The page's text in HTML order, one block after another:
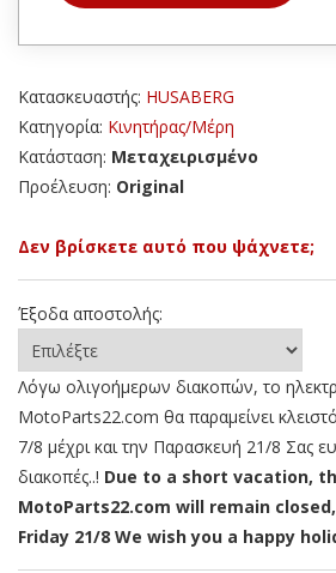
Κατασκευαστής: HUSABERG
Κατηγορία: Κινητήρας/Μέρη
Κατάσταση: Μεταχειρισμένο
Προέλευση: Original
Δεν βρίσκετε αυτό που ψάχνετε;
Έξοδα αποστολής:
Λόγω ολιγοήμερων διακοπών, το
MotoParts22.com θα παραμείνει
7/8 μέχρι και την Παρασκευή 21/8 Σας
διακοπές..! Due to a short vacation,
MotoParts22.com will remain
Friday 21/8 We wish you a happy